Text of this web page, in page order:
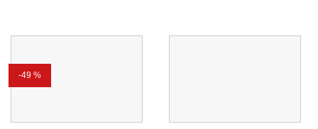
-49 %